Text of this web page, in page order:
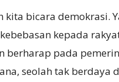
kita bicara demokrasi.
kepada
berharap pada
seolah tak